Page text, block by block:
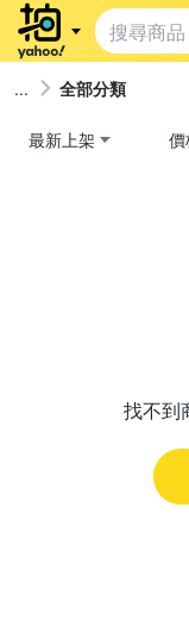
全部分類
最新上架
找不到